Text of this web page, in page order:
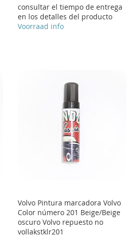
consultar el tiempo de entrega
en los detalles del producto
Voorraad info
Volvo Pintura marcadora Volvo
Color número 201 Beige/Beige
oscuro Volvo repuesto no
vollakstklr201